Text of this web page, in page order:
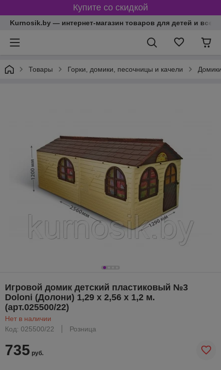
Купите со скидкой
Kurnosik.by — интернет-магазин товаров для детей и всей
Товары Горки, домики, песочницы и качели
Игровой домик детский пластиковый №3
Doloni (Долони) 1,29 х 2,56 х 1,2 м.
(арт.025500/22)
Нет в наличии
Код: 025500/22
Розница
735 руб.